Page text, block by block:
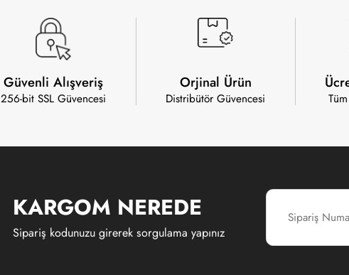
Güvenli Alışveriş
256-bit SSL Güvencesi
Orjinal Ürün
Distribütör Güvencesi
KARGOM NEREDE
Sipariş kodunuzu girerek sorgulama yapınız